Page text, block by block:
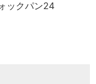
ックパン24